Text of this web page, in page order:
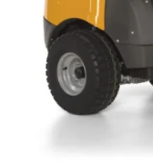
Tips og tricks
4.4 Google Reviews
4.7 Trustpilot